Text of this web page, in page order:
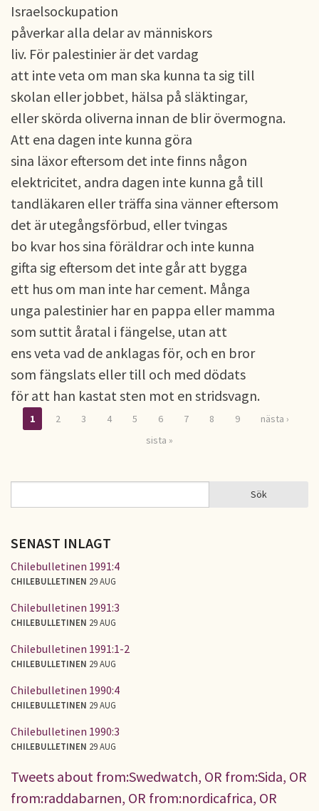
Israelsockupation
påverkar alla delar av människors
liv. För palestinier är det vardag
att inte veta om man ska kunna ta sig till
skolan eller jobbet, hälsa på släktingar,
eller skörda oliverna innan de blir övermogna.
Att ena dagen inte kunna göra
sina läxor eftersom det inte finns någon
elektricitet, andra dagen inte kunna gå till
tandläkaren eller träffa sina vänner eftersom
det är utegångsförbud, eller tvingas
bo kvar hos sina föräldrar och inte kunna
gifta sig eftersom det inte går att bygga
ett hus om man inte har cement. Många
unga palestinier har en pappa eller mamma
som suttit åratal i fängelse, utan att
ens veta vad de anklagas för, och en bror
som fängslats eller till och med dödats
för att han kastat sten mot en stridsvagn.
1 2 3 4 5 6 7 8 9
nästa ›
sista »
SÖKFORMULÄR Sök
SENAST INLAGT
Chilebulletinen 1991:4
CHILEBULLETINEN 29 AUG
Chilebulletinen 1991:3
CHILEBULLETINEN 29 AUG
Chilebulletinen 1991:1-2
CHILEBULLETINEN 29 AUG
Chilebulletinen 1990:4
CHILEBULLETINEN 29 AUG
Chilebulletinen 1990:3
CHILEBULLETINEN 29 AUG
Tweets about from:Swedwatch, OR from:Sida, OR
from:raddabarnen, OR from:nordicafrica, OR